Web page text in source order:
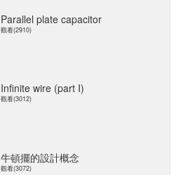
Parallel plate capacitor
觀看(2910)
Infinite wire (part I)
觀看(3012)
牛頓擺的設計概念
觀看(3072)